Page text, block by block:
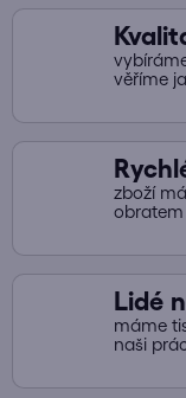
věříme
zboží
obratem
Lidé
máme
naši